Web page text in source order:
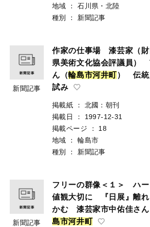
地域
：
石川県・北陸
種別
： 新聞記事
新聞記事
作家の仕事場 漆芸家（財
県美術文化協会評議員）
ん（輪島市河井町） 伝統
試み
掲載紙 ：
北國：朝刊
掲載日
：
1997-12-31
掲載ページ
：
18
地域
：
輪島市
種別
： 新聞記事
新聞記事
フリーの群像＜１＞ ハー
値観大切に 『日展』離れ
かむ 漆芸家市中佑佳さん
島市河井町